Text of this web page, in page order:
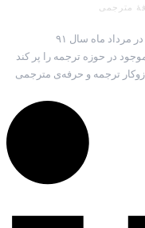
مترجمی
وبگاه مترجم شدن با الهام از کتابی به همین نام در مرداد ماه سال ۹۱
در حوزه ترجمه را پر کند
ترجمه و حرفه‌ی مترجمی